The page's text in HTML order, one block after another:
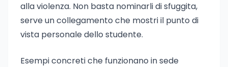
alla violenza. Non basta nominarli di sfuggita,
serve un collegamento che mostri il punto di
vista personale dello studente.
Esempi concreti che funzionano in sede